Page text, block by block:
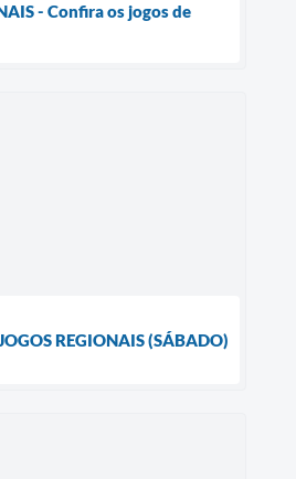
- Confira os jogos de
REGIONAIS (SÁBADO)